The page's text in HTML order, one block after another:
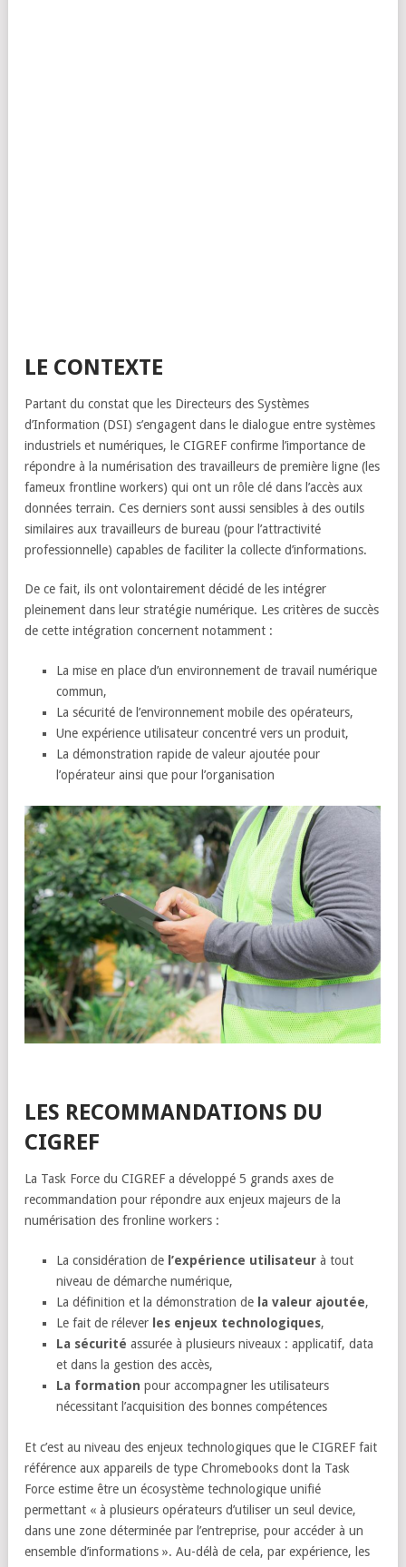
LE CONTEXTE
Partant du constat que les Directeurs des Systèmes
d’Information (DSI) s’engagent dans le dialogue entre systèmes
industriels et numériques, le CIGREF confirme l’importance de
répondre à la numérisation des travailleurs de première ligne (les
fameux frontline workers) qui ont un rôle clé dans l’accès aux
données terrain. Ces derniers sont aussi sensibles à des outils
similaires aux travailleurs de bureau (pour l’attractivité
professionnelle) capables de faciliter la collecte d’informations.
De ce fait, ils ont volontairement décidé de les intégrer
pleinement dans leur stratégie numérique. Les critères de succès
de cette intégration concernent notamment :
La mise en place d’un environnement de travail numérique
commun,
La sécurité de l’environnement mobile des opérateurs,
Une expérience utilisateur concentré vers un produit,
La démonstration rapide de valeur ajoutée pour
l’opérateur ainsi que pour l’organisation
LES RECOMMANDATIONS DU
CIGREF
La Task Force du CIGREF a développé 5 grands axes de
recommandation pour répondre aux enjeux majeurs de la
numérisation des fronline workers :
La considération de l’expérience utilisateur à tout
niveau de démarche numérique,
La définition et la démonstration de la valeur ajoutée,
Le fait de rélever les enjeux technologiques,
La sécurité assurée à plusieurs niveaux : applicatif, data
et dans la gestion des accès,
La formation pour accompagner les utilisateurs
nécessitant l’acquisition des bonnes compétences
Et c’est au niveau des enjeux technologiques que le CIGREF fait
référence aux appareils de type Chromebooks dont la Task
Force estime être un écosystème technologique unifié
permettant « à plusieurs opérateurs d’utiliser un seul device,
dans une zone déterminée par l’entreprise, pour accéder à un
ensemble d’informations ». Au-délà de cela, par expérience, les